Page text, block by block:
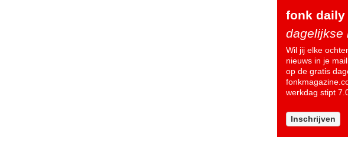
fonk daily
dagelijkse
Wil jij elke
nieuws in je
op de gratis
werkdag stipt
Inschrijven